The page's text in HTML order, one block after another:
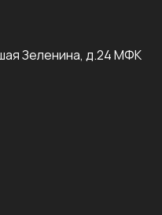
Зеленина, д.24 МФК